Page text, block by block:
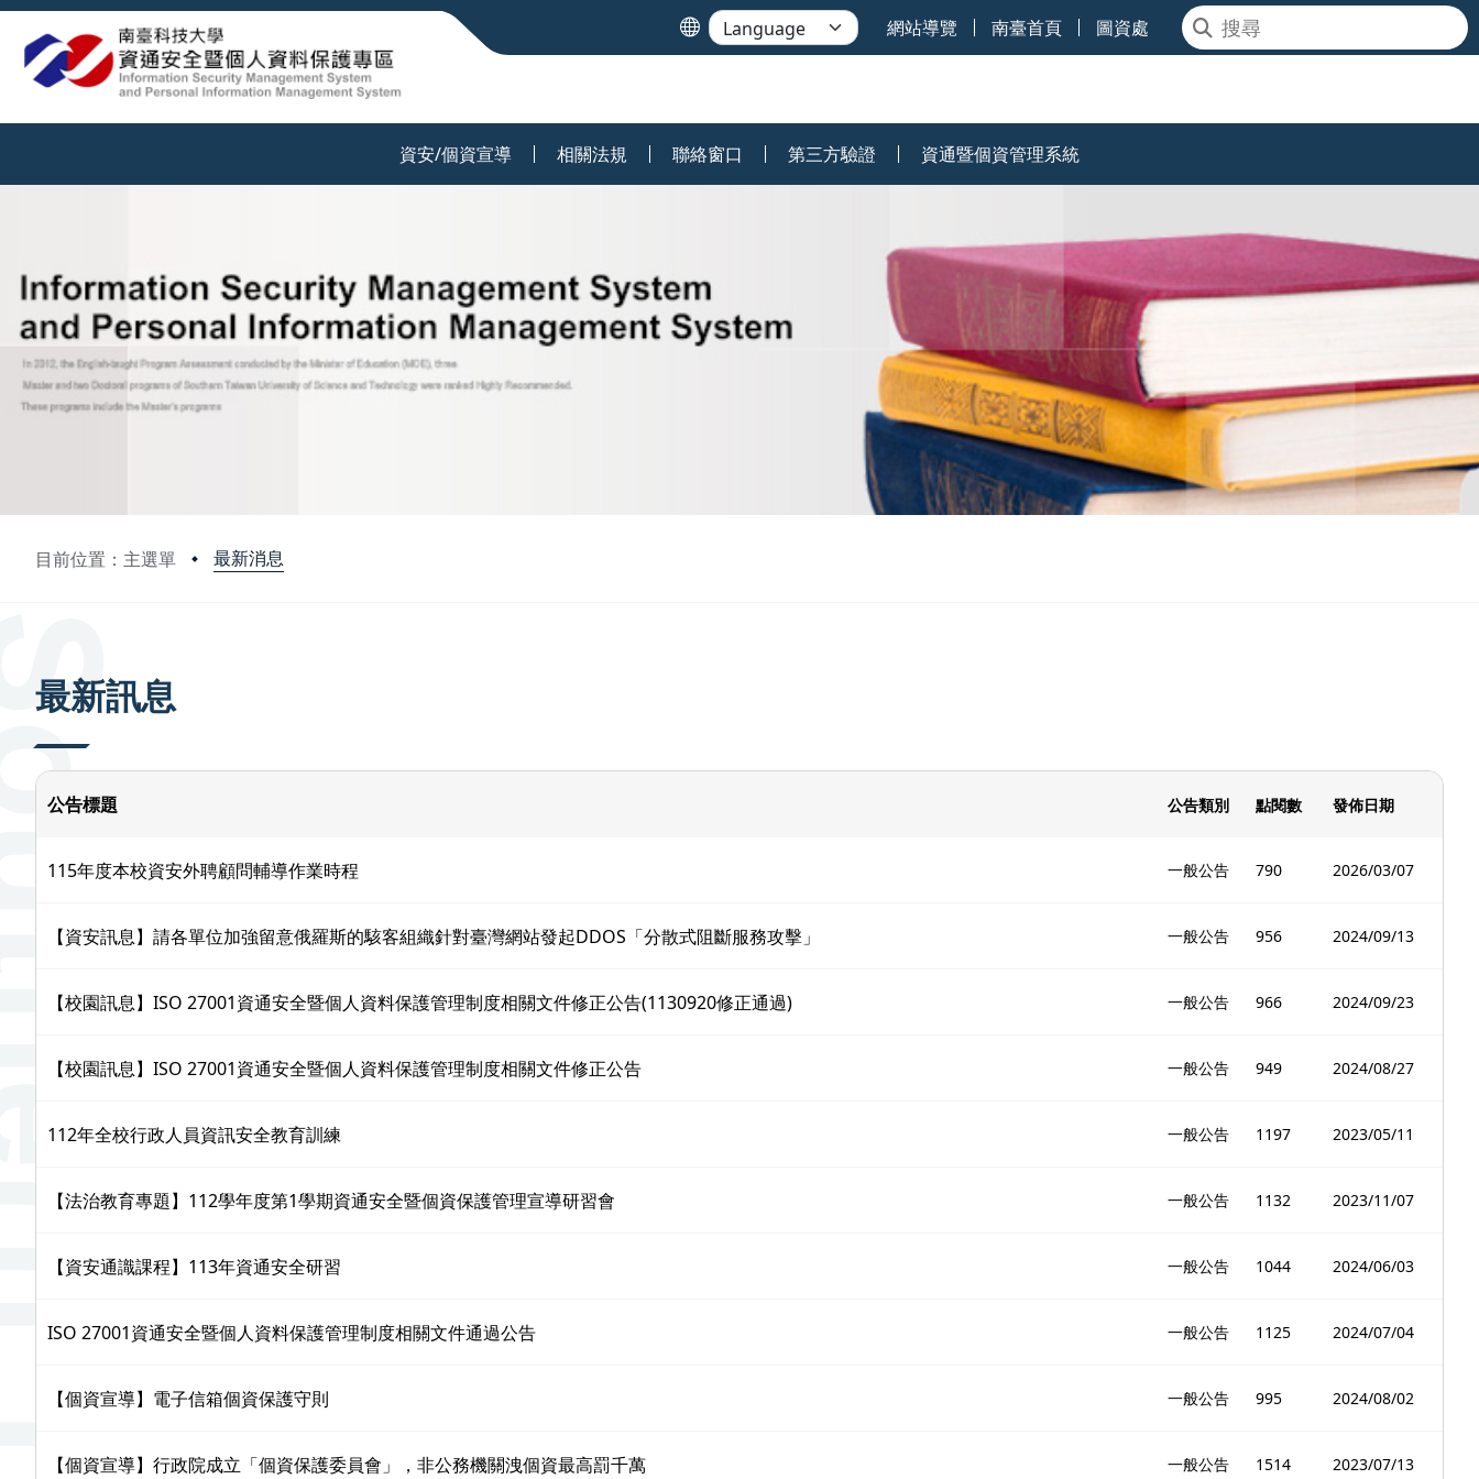
網站導覽 南臺首頁 圖資處
資安/個資宣導 相關法規 聯絡窗口 第三方驗證 資通暨個資管理系統
目前位置：主選單 最新消息
最新訊息
公告標題 公告類別 點閱數 發佈日期
115年度本校資安外聘顧問輔導作業時程 一般公告 790 2026/03/07
【資安訊息】請各單位加強留意俄羅斯的駭客組織針對臺灣網站發起DDOS「分散式阻斷服務攻擊」 一般公告 956 2024/09/13
【校園訊息】ISO 27001資通安全暨個人資料保護管理制度相關文件修正公告(1130920修正通過) 一般公告 966 2024/09/23
【校園訊息】ISO 27001資通安全暨個人資料保護管理制度相關文件修正公告 一般公告 949 2024/08/27
112年全校行政人員資訊安全教育訓練 一般公告 1197 2023/05/11
【法治教育專題】112學年度第1學期資通安全暨個資保護管理宣導研習會 一般公告 1132 2023/11/07
【資安通識課程】113年資通安全研習 一般公告 1044 2024/06/03
ISO 27001資通安全暨個人資料保護管理制度相關文件通過公告 一般公告 1125 2024/07/04
【個資宣導】電子信箱個資保護守則 一般公告 995 2024/08/02
【個資宣導】行政院成立「個資保護委員會」，非公務機關洩個資最高罰千萬 一般公告 1514 2023/07/13